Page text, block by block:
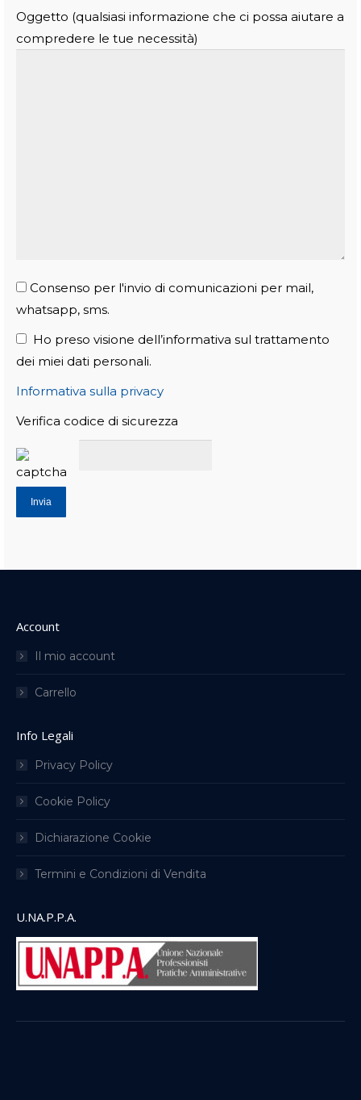
Oggetto (qualsiasi informazione che ci possa aiutare a
compredere le tue necessità)
Consenso per l'invio di comunicazioni per mail,
whatsapp, sms.
Ho preso visione dell’informativa sul trattamento
dei miei dati personali.
Informativa sulla privacy
Verifica codice di sicurezza
Account
Il mio account
Carrello
Info Legali
Privacy Policy
Cookie Policy
Dichiarazione Cookie
Termini e Condizioni di Vendita
U.NA.P.P.A.